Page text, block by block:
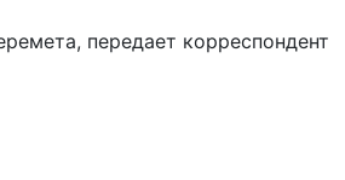
передает корреспондент